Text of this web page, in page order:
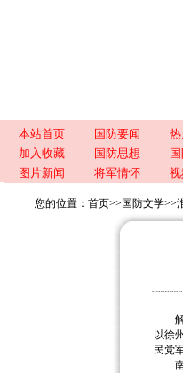
本站首页 国防要闻
加入收藏
国防思想
图片新闻
将军情怀
您的位置： 首页>> 国防文学>>
解
以徐
民党
南